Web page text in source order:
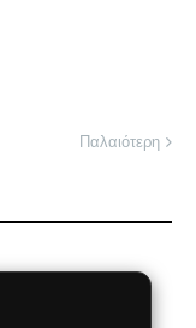
Παλαιότερη